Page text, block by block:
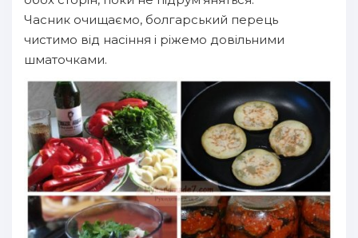
Часник очищаємо, болгарський перець
чистимо від насіння і ріжемо довільними
шматочками.